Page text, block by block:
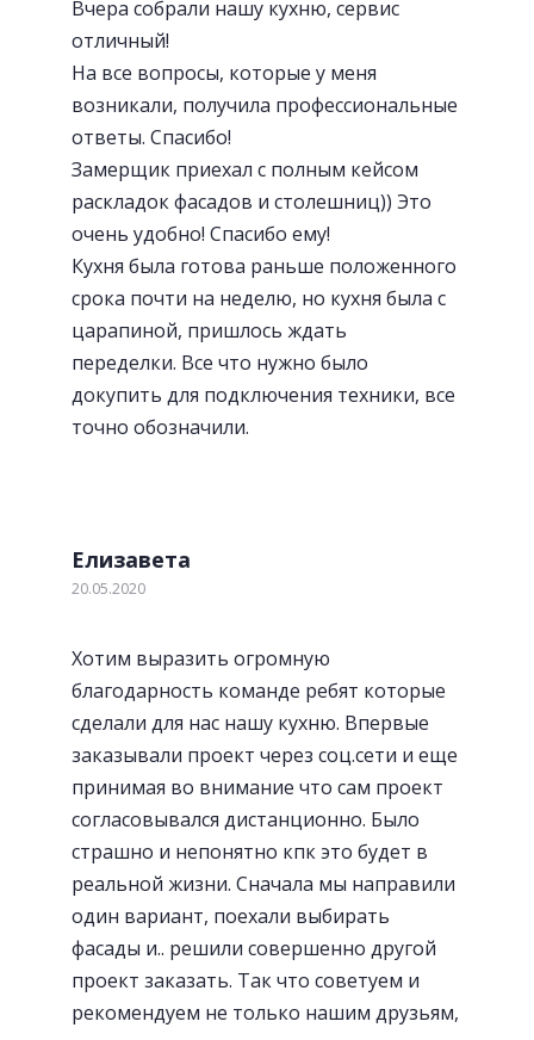
Вчера собрали нашу кухню, сервис
отличный!
На все вопросы, которые у меня
возникали, получила профессиональные
ответы. Спасибо!
Замерщик приехал с полным кейсом
раскладок фасадов и столешниц)) Это
очень удобно! Спасибо ему!
Кухня была готова раньше положенного
срока почти на неделю, но кухня была с
царапиной, пришлось ждать
переделки. Все что нужно было
докупить для подключения техники, все
точно обозначили.
Елизавета
20.05.2020
Хотим выразить огромную
благодарность команде ребят которые
сделали для нас нашу кухню. Впервые
заказывали проект через соц.сети и еще
принимая во внимание что сам проект
согласовывался дистанционно. Было
страшно и непонятно кпк это будет в
реальной жизни. Сначала мы направили
один вариант, поехали выбирать
фасады и.. решили совершенно другой
проект заказать. Так что советуем и
рекомендуем не только нашим друзьям,